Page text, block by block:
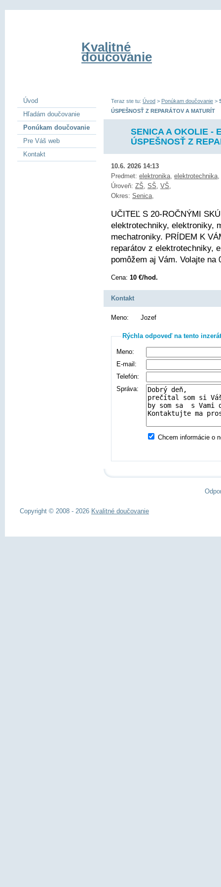
Kvalitné
doučovanie
Teraz ste tu: Úvod > Ponúkam doučovanie >
ÚSPEŠNOSŤ Z REPARÁTOV A MATURÍT
SENICA A OKOLIE -
ÚSPEŠNOSŤ Z
10.6. 2026 14:13
Predmet: elektronika, elektrotechnika,
Úroveň: ZŠ, SŠ, VŠ,
Okres: Senica,
UČITEĽ S 20-ROČNÝMI
elektrotechniky, elektroniky,
mechatroniky. PRÍDEM K
reparátov z elektrotechniky,
pomôžem aj Vám. Volajte na
Cena: 10 €/hod.
Kontakt
Meno: Jozef
Rýchla odpoveď na tento inzerát
Meno:
E-mail:
Telefón:
Správa:
Chcem informácie o
Úvod
Hľadám doučovanie
Ponúkam doučovanie
Pre Váš web
Kontakt
Copyright © 2008 - 2026 Kvalitné doučovanie